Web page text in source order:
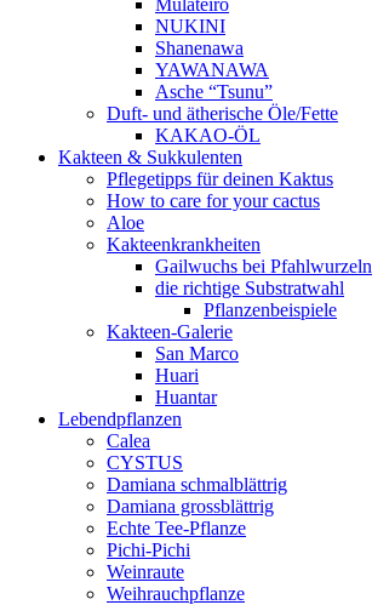
Mulateiro
NUKINI
Shanenawa
YAWANAWA
Asche “Tsunu”
Duft- und ätherische Öle/Fette
KAKAO-ÖL
Kakteen & Sukkulenten
Pflegetipps für deinen Kaktus
How to care for your cactus
Aloe
Kakteenkrankheiten
Gailwuchs bei Pfahlwurzeln
die richtige Substratwahl
Pflanzenbeispiele
Kakteen-Galerie
San Marco
Huari
Huantar
Lebendpflanzen
Calea
CYSTUS
Damiana schmalblättrig
Damiana grossblättrig
Echte Tee-Pflanze
Pichi-Pichi
Weinraute
Weihrauchpflanze